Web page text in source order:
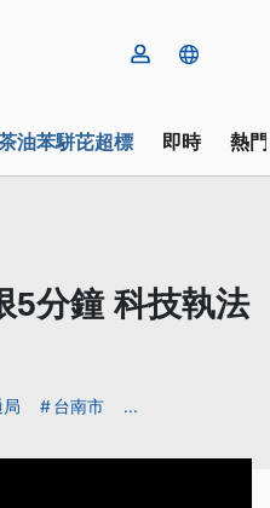
油苯駢芘超標 即時 熱
5分鐘 科技執法
台南市 ...